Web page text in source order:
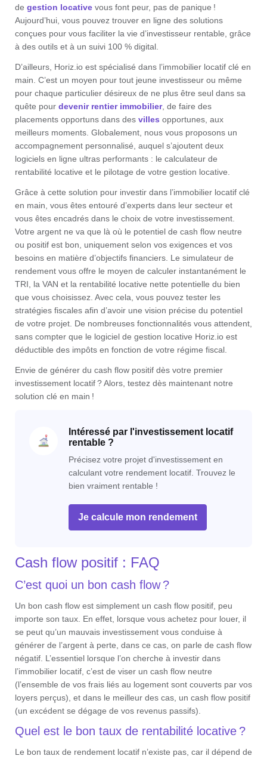
de gestion locative vous font peur, pas de panique !
Aujourd’hui, vous pouvez trouver en ligne des solutions
conçues pour vous faciliter la vie d’investisseur rentable, grâce
à des outils et à un suivi 100 % digital.
D’ailleurs, Horiz.io est spécialisé dans l’immobilier locatif clé en
main. C’est un moyen pour tout jeune investisseur ou même
pour chaque particulier désireux de ne plus être seul dans sa
quête pour devenir rentier immobilier, de faire des
placements opportuns dans des villes opportunes, aux
meilleurs moments. Globalement, nous vous proposons un
accompagnement personnalisé, auquel s’ajoutent deux
logiciels en ligne ultras performants : le calculateur de
rentabilité locative et le pilotage de votre gestion locative.
Grâce à cette solution pour investir dans l’immobilier locatif clé
en main, vous êtes entouré d’experts dans leur secteur et
vous êtes encadrés dans le choix de votre investissement.
Votre argent ne va que là où le potentiel de cash flow neutre
ou positif est bon, uniquement selon vos exigences et vos
besoins en matière d’objectifs financiers. Le simulateur de
rendement vous offre le moyen de calculer instantanément le
TRI, la VAN et la rentabilité locative nette potentielle du bien
que vous choisissez. Avec cela, vous pouvez tester les
stratégies fiscales afin d’avoir une vision précise du potentiel
de votre projet. De nombreuses fonctionnalités vous attendent,
sans compter que le logiciel de gestion locative Horiz.io est
déductible des impôts en fonction de votre régime fiscal.
Envie de générer du cash flow positif dès votre premier
investissement locatif ? Alors, testez dès maintenant notre
solution clé en main !
Intéressé par l'investissement locatif
rentable ?
Précisez votre projet d'investissement en
calculant votre rendement locatif. Trouvez le
bien vraiment rentable !
Je calcule mon rendement
Cash flow positif : FAQ
C’est quoi un bon cash flow ?
Un bon cash flow est simplement un cash flow positif, peu
importe son taux. En effet, lorsque vous achetez pour louer, il
se peut qu’un mauvais investissement vous conduise à
générer de l’argent à perte, dans ce cas, on parle de cash flow
négatif. L’essentiel lorsque l’on cherche à investir dans
l’immobilier locatif, c’est de viser un cash flow neutre
(l’ensemble de vos frais liés au logement sont couverts par vos
loyers perçus), et dans le meilleur des cas, un cash flow positif
(un excédent se dégage de vos revenus passifs).
Quel est le bon taux de rentabilité locative ?
Le bon taux de rendement locatif n’existe pas, car il dépend de